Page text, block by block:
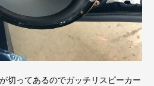
切ってあるのでガッチリスピーカー